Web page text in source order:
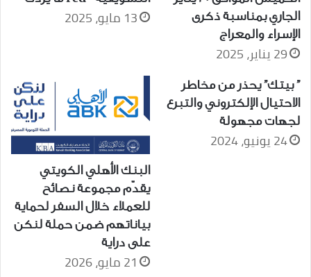
الجاري بمناسبة ذكرى
الإسراء والمعراج
29 يناير، 2025
13 مايو، 2025
” بيتك” يحذر من مخاطر
الاحتيال الإلكتروني والتبرع
لجهات مجهولة
24 يونيو، 2024
البنك الأهلي الكويتي
يقدّم مجموعة نصائح
للعملاء خلال السفر لحماية
بياناتهم ضمن حملة لنكن
على دراية
21 مايو، 2026